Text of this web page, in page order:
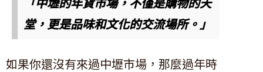
堂，更是品味和文化的交流場所。」
如果你還沒有來過中壢市場，那麼過年時